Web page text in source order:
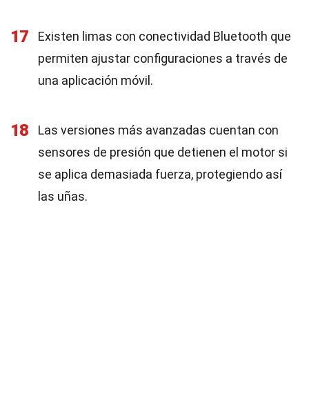
17
Existen limas con conectividad Bluetooth que
permiten ajustar configuraciones a través de
una aplicación móvil.
18
Las versiones más avanzadas cuentan con
sensores de presión que detienen el motor si
se aplica demasiada fuerza, protegiendo así
las uñas.